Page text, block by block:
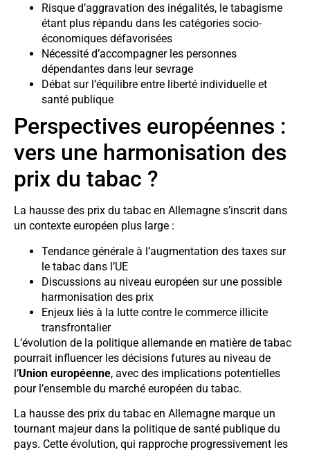
Risque d’aggravation des inégalités, le tabagisme
étant plus répandu dans les catégories socio-
économiques défavorisées
Nécessité d’accompagner les personnes
dépendantes dans leur sevrage
Débat sur l’équilibre entre liberté individuelle et
santé publique
Perspectives européennes :
vers une harmonisation des
prix du tabac ?
La hausse des prix du tabac en Allemagne s’inscrit dans
un contexte européen plus large :
Tendance générale à l’augmentation des taxes sur
le tabac dans l’UE
Discussions au niveau européen sur une possible
harmonisation des prix
Enjeux liés à la lutte contre le commerce illicite
transfrontalier
L’évolution de la politique allemande en matière de tabac
pourrait influencer les décisions futures au niveau de
l’Union européenne, avec des implications potentielles
pour l’ensemble du marché européen du tabac.
La hausse des prix du tabac en Allemagne marque un
tournant majeur dans la politique de santé publique du
pays. Cette évolution, qui rapproche progressivement les